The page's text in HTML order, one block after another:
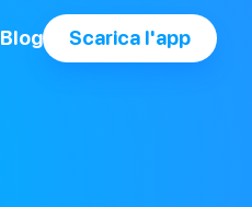
Blog Scarica l'app